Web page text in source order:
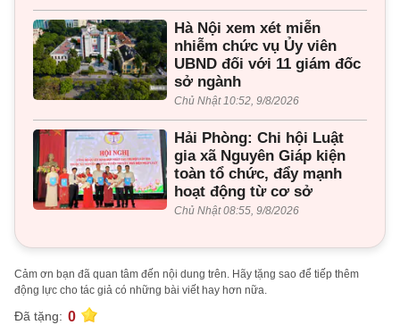
Hà Nội xem xét miễn
nhiễm chức vụ Ủy viên
UBND đối với 11 giám đốc
sở ngành
Chủ Nhật 10:52, 9/8/2026
Hải Phòng: Chi hội Luật
gia xã Nguyên Giáp kiện
toàn tổ chức, đẩy mạnh
hoạt động từ cơ sở
Chủ Nhật 08:55, 9/8/2026
Cảm ơn bạn đã quan tâm đến nội dung trên. Hãy tặng sao để tiếp thêm
động lực cho tác giả có những bài viết hay hơn nữa.
Đã tặng: 0